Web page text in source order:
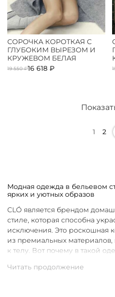
СОРОЧКА КОРОТКАЯ С
ГЛУБОКИМ ВЫРЕЗОМ И
КРУЖЕВОМ БЕЛАЯ
19 550 ₽16 618 ₽
1 2
Модная одежда в бельевом
ярких и уютных образов
CLÓ является брендом
стиле, которая способна
исключения. Это роскошная
из премиальных
к телу. Вот почему в такой
продуманные фасоны